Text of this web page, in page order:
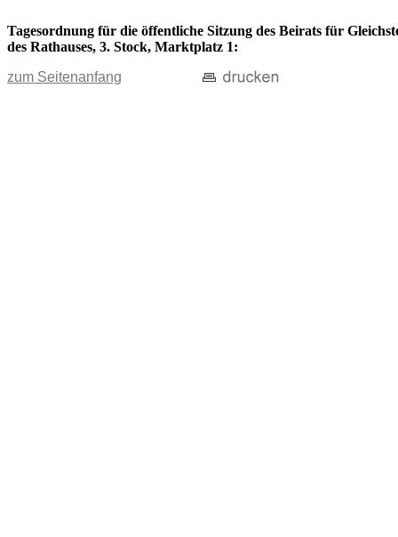
Tagesordnung für die öffentliche Sitzung des Beirats für
des Rathauses, 3. Stock, Marktplatz 1:
zum Seitenanfang